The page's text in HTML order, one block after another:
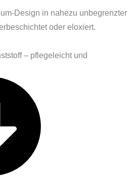
Design in nahezu unbegrenzter
oder eloxiert.
– pflegeleicht und